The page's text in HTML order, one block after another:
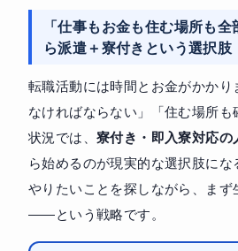
「仕事もお金も住む場所も
ら派遣＋寮付きという選択肢
転職活動には時間とお金がかかり
なければならない」「住む場所も
状況では、 寮付き・即入寮対応の
ら始めるのが現実的な選択肢にな
やりたいことを探しながら、まず
——という戦略です。